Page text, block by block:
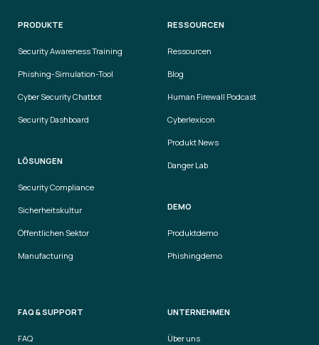
PRODUKTE
Security Awareness Training
Phishing-Simulation-Tool
Cyber Security Chatbot
Security Dashboard
LÖSUNGEN
Security Compliance
Sicherheitskultur
Öffentlichen Sektor
Manufacturing
RESSOURCEN
Ressourcen
Blog
Human Firewall Podcast
Cyberlexicon
Produkt News
Danger Lab
DEMO
Produktdemo
Phishingdemo
FAQ & SUPPORT
FAQ
UNTERNEHMEN
Über uns